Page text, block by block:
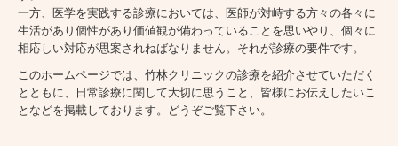
一方、医学を実践する診療においては、医師が対峙する方々の各々に
生活があり個性があり価値観が備わっていることを思いやり、個々に
相応しい対応が思案されねばなりません。それが診療の要件です。
このホームページでは、竹林クリニックの診療を紹介させていただく
とともに、日常診療に関して大切に思うこと、皆様にお伝えしたいこ
となどを掲載しております。どうぞご覧下さい。